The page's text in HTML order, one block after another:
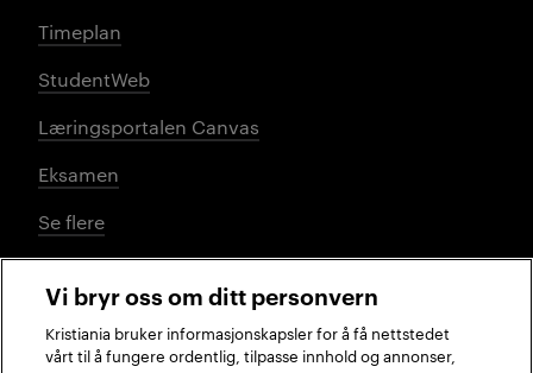
Timeplan
StudentWeb
Læringsportalen Canvas
Eksamen
Se flere
Sosiale medier
Vi bryr oss om ditt personvern
Kristiania bruker informasjonskapsler for å få nettstedet
vårt til å fungere ordentlig, tilpasse innhold og annonser,